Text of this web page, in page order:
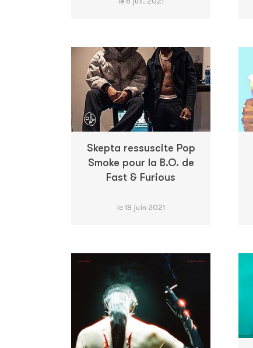
Skepta ressuscite Pop
Smoke pour la B.O. de
Fast & Furious
le 18 juin 2021